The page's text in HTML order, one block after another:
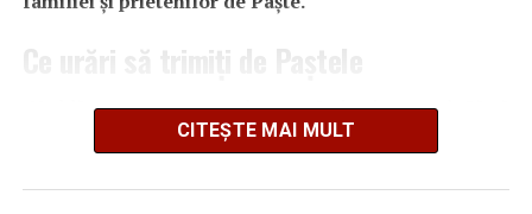
„Umblă veste-n tot orașul, cum că vine iepurașul, Să vă
aducă pe-nserat, Paști bun și Luminat!”
„Simte-te bine de Paște și înfruptă-te cu bucate.
CITEȘTE MAI MULT